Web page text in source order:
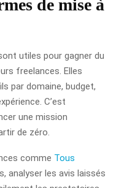
de mise à
utiles pour gagner du
freelances. Elles
par domaine, budget,
C’est
une mission
de zéro.
comme Tous
analyser les avis laissés